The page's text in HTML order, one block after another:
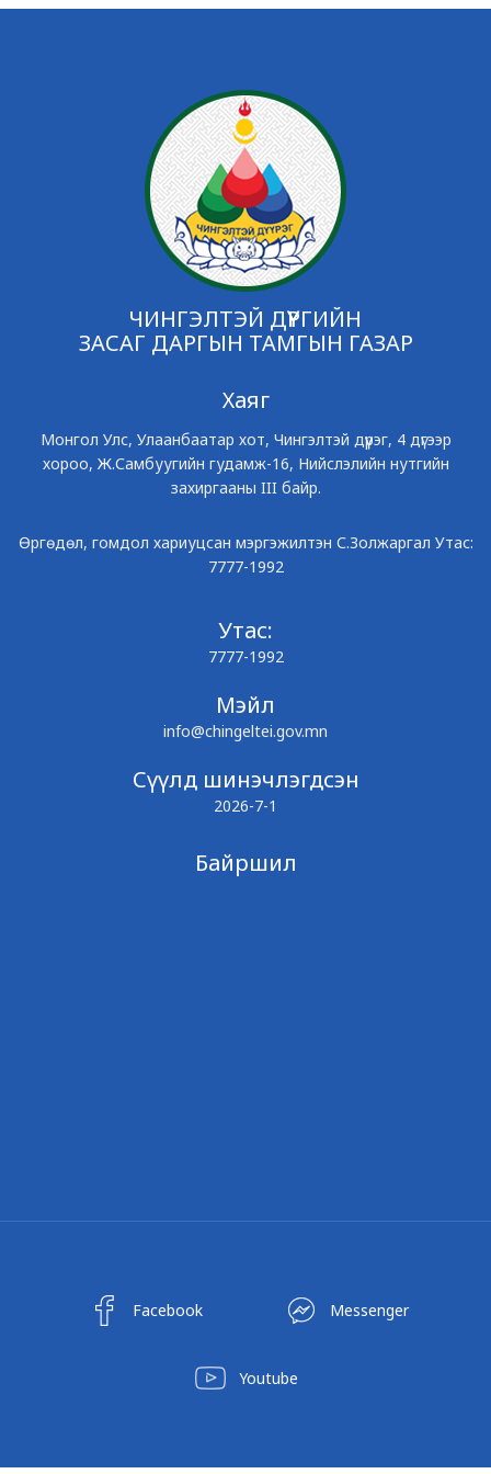
ЧИНГЭЛТЭЙ ДҮҮРГИЙН
ЗАСАГ ДАРГЫН ТАМГЫН ГАЗАР
Хаяг
Монгол Улс, Улаанбаатар хот, Чингэлтэй дүүрэг, 4 дүгээр
хороо, Ж.Самбуугийн гудамж-16, Нийслэлийн нутгийн
захиргааны III байр.
Өргөдөл, гомдол хариуцсан мэргэжилтэн С.Золжаргал Утас:
7777-1992
Утас:
7777-1992
Мэйл
info@chingeltei.gov.mn
Сүүлд шинэчлэгдсэн
2026-7-1
Байршил
Facebook Messenger
Youtube